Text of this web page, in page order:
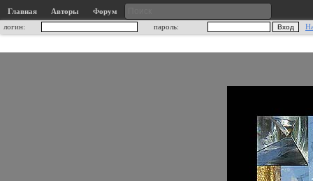
Главная Авторы
Форум
логин:
пароль: